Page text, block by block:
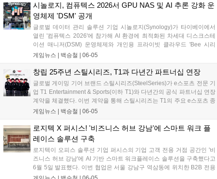
어링 협력을 기반으로 최첨단 모델 훈련부터 차세대 PC 및 로보틱스 컴
퓨팅 플랫폼까지 아우르는 고성능 반도체 생태계를 구축할 방침이다....
시놀로지, 컴퓨텍스 2026서 GPU NAS 및 AI 추론 강화 운
영체제 'DSM' 공개
글로벌 데이터 관리 솔루션 기업 시놀로지(Synology)가 타이베이에서
열린 '컴퓨텍스 2026'에 참가해 AI 환경에 최적화된 차세대 디스크스테
이션 매니저(DSM) 운영체제와 개인용 프라이빗 클라우드 'Bee 시리
즈'를 포함한 신규 라인업을 전격 공개했다. 이번 신제품군은 하드웨어
것이 특징이다. 대용량 미디어 파일 백업이 잦은 크리에이터와 게이머,
그리고 엔터프라이즈 인프라를 아우르는 차세대 데이터 생태계를 구축
하겠다는 전략이다....
게임뉴스 | 백승철 06-05
창립 25주년 스틸시리즈, T1과 다년간 파트너십 연장
글로벌 게이밍 기어 브랜드 스틸시리즈(SteelSeries)가 e스포츠 전문 기
업 T1 Entertainment & Sports(이하 T1)와 다년간의 공식 파트너십 연장
계약을 체결했다. 이번 계약을 통해 스틸시리즈는 T1의 주요 e스포츠 종
목인 리그 오브 레전드(LoL)와 발로란트(VALORANT) 팀 소속 선수들에
는 향후 제품 테스트와 마케팅 활동 등 다양한 프로젝트에서 협력하며
프리미엄 게이밍 기어의 기술 우수성을 강화할 방침이다....
게임뉴스 | 백승철 06-05
로지텍 X 퍼시스! '비즈니스 허브 강남'에 스마트 워크 플
레이스 솔루션 구축
로지텍이 오피스 솔루션 기업 퍼시스의 기업 고객 전용 거점 공간인 '비
즈니스 허브 강남'에 AI 기반 스마트 워크플레이스 솔루션을 구축했다고
6월 5일 발표했다. 이번 협업은 서울 강남구 역삼동에 위치한 B2B 전용
공간에서 실제 업무 및 고객 상담 환경을 기반으로 진행됐다. 로지텍은